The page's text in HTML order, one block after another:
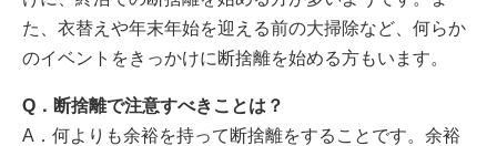
た、衣替えや年末年始を迎える前の大掃除など、何らか
のイベントをきっかけに断捨離を始める方もいます。
Q．断捨離で注意すべきことは？
A．何よりも余裕を持って断捨離をすることです。余裕